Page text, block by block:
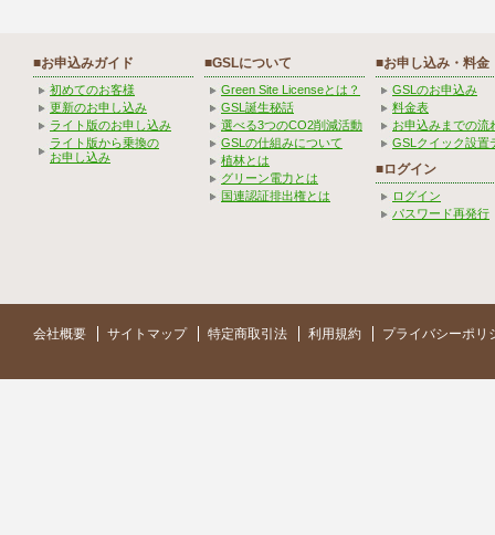
■お申込みガイド
初めてのお客様
更新のお申し込み
ライト版のお申し込み
ライト版から乗換の
お申し込み
■GSLについて
Green Site Licenseとは？
GSL誕生秘話
選べる3つのCO2削減活動
GSLの仕組みについて
植林とは
グリーン電力とは
国連認証排出権とは
■お申し込み・料金
GSLのお申込み
料金表
お申込みまでの流
GSLクイック設置
■ログイン
ログイン
パスワード再発行
会社概要 サイトマップ 特定商取引法 利用規約 プライバシーポリ